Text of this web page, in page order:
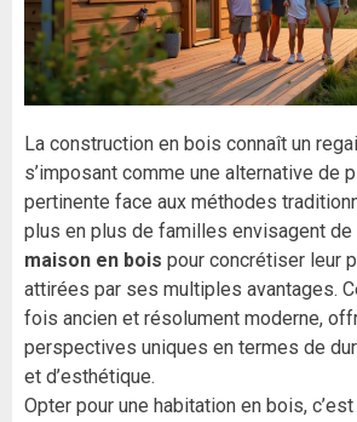
La construction en bois connaît un
s’imposant comme une alternative de
pertinente face aux méthodes
plus en plus de familles envisagent de
maison en bois pour concrétiser leur
attirées par ses multiples avantages.
fois ancien et résolument moderne,
perspectives uniques en termes de
et d’esthétique.
Opter pour une habitation en bois,